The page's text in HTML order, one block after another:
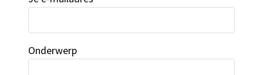
Onderwerp